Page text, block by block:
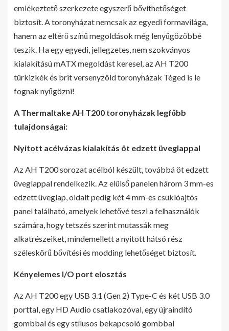
emlékeztető szerkezete egyszerű bővíthetőséget
biztosít. A toronyházat nemcsak az egyedi formavilága,
hanem az eltérő színű megoldások még lenyűgözőbbé
teszik. Ha egy egyedi, jellegzetes, nem szokványos
kialakítású mATX megoldást keresel, az AH T200
türkizkék és brit versenyzöld toronyházak Téged is le
fognak nyűgözni!
A Thermaltake AH T200 toronyházak legfőbb
tulajdonságai:
Nyitott acélvázas kialakítás öt edzett üveglappal
Az AH T200 sorozat acélból készült, továbbá öt edzett
üveglappal rendelkezik. Az elülső panelen három 3 mm-es
edzett üveglap, oldalt pedig két 4 mm-es csuklóajtós
panel található, amelyek lehetővé teszi a felhasználók
számára, hogy tetszés szerint mutassák meg
alkatrészeiket, mindemellett a nyitott hátsó rész
széleskörű bővítési és modding lehetőséget biztosít.
Kényelemes I/O port elosztás
Az AH T200 egy USB 3.1 (Gen 2) Type-C és két USB 3.0
porttal, egy HD Audio csatlakozóval, egy újraindító
gombbal és egy stílusos bekapcsoló gombbal